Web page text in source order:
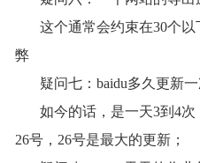
这个通常会约束在30个
弊
疑问七：baidu多久更新一
如今的话，是一天3到4
26号，26号是最大的更新；